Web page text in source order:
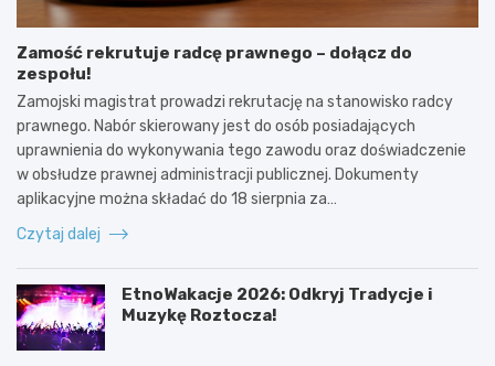
Zamość rekrutuje radcę prawnego – dołącz do
zespołu!
Zamojski magistrat prowadzi rekrutację na stanowisko radcy
prawnego. Nabór skierowany jest do osób posiadających
uprawnienia do wykonywania tego zawodu oraz doświadczenie
w obsłudze prawnej administracji publicznej. Dokumenty
aplikacyjne można składać do 18 sierpnia za…
Czytaj dalej
EtnoWakacje 2026: Odkryj Tradycje i
Muzykę Roztocza!